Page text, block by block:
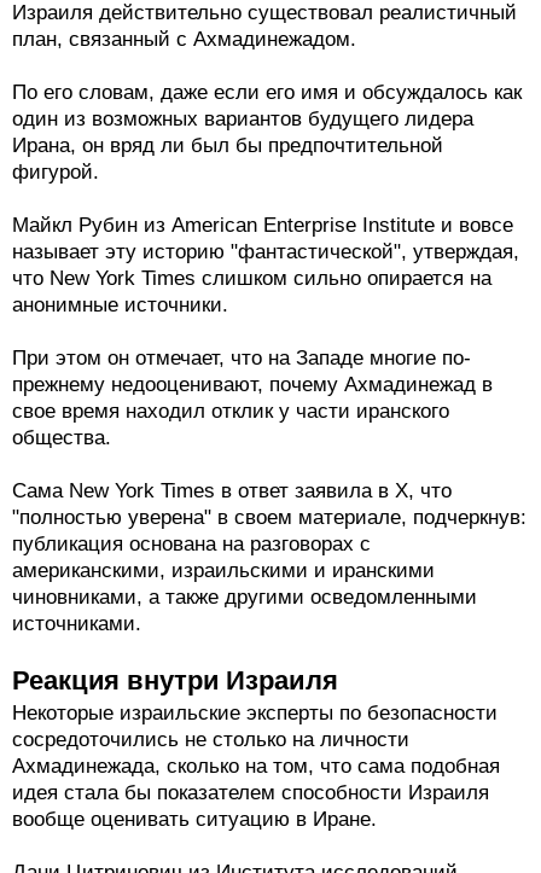
Израиля действительно существовал реалистичный
план, связанный с Ахмадинежадом.
По его словам, даже если его имя и обсуждалось как
один из возможных вариантов будущего лидера
Ирана, он вряд ли был бы предпочтительной
фигурой.
Майкл Рубин из American Enterprise Institute и вовсе
называет эту историю "фантастической", утверждая,
что New York Times слишком сильно опирается на
анонимные источники.
При этом он отмечает, что на Западе многие по-
прежнему недооценивают, почему Ахмадинежад в
свое время находил отклик у части иранского
общества.
Сама New York Times в ответ заявила в X, что
"полностью уверена" в своем материале, подчеркнув:
публикация основана на разговорах с
американскими, израильскими и иранскими
чиновниками, а также другими осведомленными
источниками.
Реакция внутри Израиля
Некоторые израильские эксперты по безопасности
сосредоточились не столько на личности
Ахмадинежада, сколько на том, что сама подобная
идея стала бы показателем способности Израиля
вообще оценивать ситуацию в Иране.